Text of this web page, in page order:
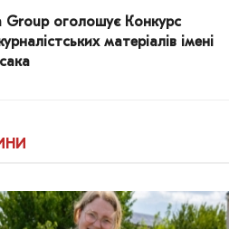
Group оголошує Конкурс
матеріалів імені